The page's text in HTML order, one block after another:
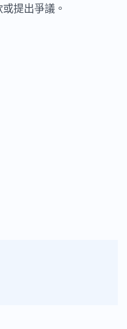
提出爭議。